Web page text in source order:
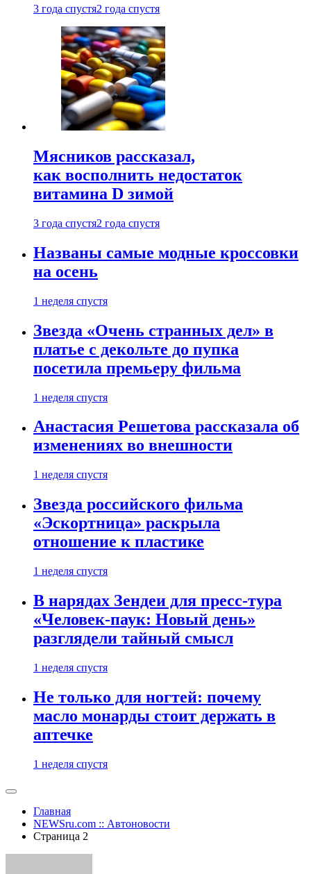
3 года спустя2 года спустя
Мясников рассказал,
как восполнить недостаток
витамина D зимой
3 года спустя2 года спустя
Названы самые модные кроссовки
на осень
1 неделя спустя
Звезда «Очень странных дел» в
платье с декольте до пупка
посетила премьеру фильма
1 неделя спустя
Анастасия Решетова рассказала об
изменениях во внешности
1 неделя спустя
Звезда российского фильма
«Эскортница» раскрыла
отношение к пластике
1 неделя спустя
В нарядах Зендеи для пресс-тура
«Человек-паук: Новый день»
разглядели тайный смысл
1 неделя спустя
Не только для ногтей: почему
масло монарды стоит держать в
аптечке
1 неделя спустя
Главная
NEWSru.com :: Автоновости
Страница 2